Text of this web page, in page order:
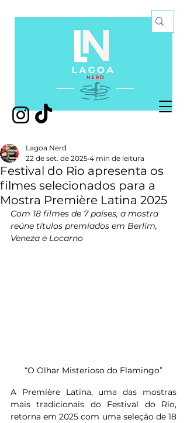
Festival do Rio apresenta os
filmes selecionados para a
Mostra Première Latina 2025
Lagoa Nerd
22 de set. de 2025 4 min de leitura
Com 18 filmes de 7 países, a mostra
reúne títulos premiados em Berlim,
Veneza e Locarno
“O Olhar Misterioso do Flamingo”
A Première Latina, uma das mostras
mais tradicionais do Festival do Rio,
retorna em 2025 com uma seleção de 18